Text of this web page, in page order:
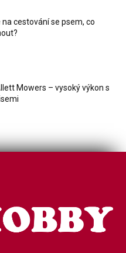
na cestování se psem, co
Mowers – vysoký výkon s